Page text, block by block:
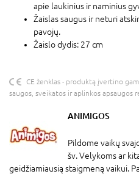
apie laukinius ir naminius
Žaislas saugus ir neturi
pavojų.
Žaislo dydis: 27 cm
CE ženklas - produktą įvertino
saugos, sveikatos ir aplinkos apsaugos
ANIMIGOS
Pildome vaikų
šv. Velykoms ar
geidžiamiausią staigmeną vaikui.